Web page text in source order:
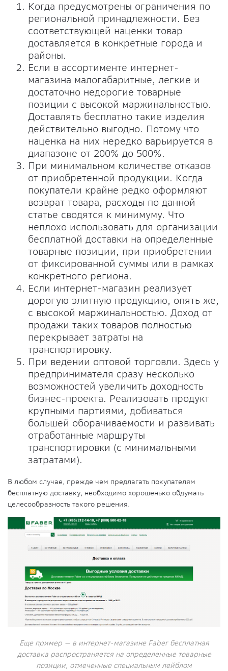
Когда предусмотрены ограничения по
региональной принадлежности. Без
соответствующей наценки товар
доставляется в конкретные города и
районы.
Если в ассортименте интернет-
магазина малогабаритные, легкие и
достаточно недорогие товарные
позиции с высокой маржинальностью.
Доставлять бесплатно такие изделия
действительно выгодно. Потому что
наценка на них нередко варьируется в
диапазоне от 200% до 500%.
При минимальном количестве отказов
от приобретенной продукции. Когда
покупатели крайне редко оформляют
возврат товара, расходы по данной
статье сводятся к минимуму. Что
неплохо использовать для организации
бесплатной доставки на определенные
товарные позиции, при приобретении
от фиксированной суммы или в рамках
конкретного региона.
Если интернет-магазин реализует
дорогую элитную продукцию, опять же,
с высокой маржинальностью. Доход от
продажи таких товаров полностью
перекрывает затраты на
транспортировку.
При ведении оптовой торговли. Здесь у
предпринимателя сразу несколько
возможностей увеличить доходность
бизнес-проекта. Реализовать продукт
крупными партиями, добиваться
большей оборачиваемости и развивать
отработанные маршруты
транспортировки (с минимальными
затратами).
В любом случае, прежде чем предлагать покупателям
бесплатную доставку, необходимо хорошенько обдумать
целесообразность такого решения.
Еще пример — в интернет-магазине Faber бесплатная
доставка распространяется на определенные товарные
позиции, отмеченные специальным лейблом